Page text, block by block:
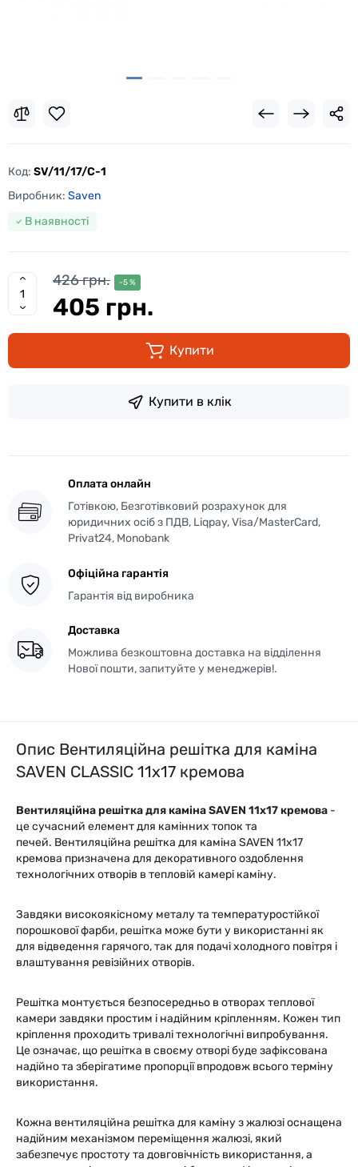
Код: SV/11/17/C-1
Виробник: Saven
В наявності
426 грн. -5 %
405 грн.
Купити
Купити в клік
Оплата онлайн
Готівкою, Безготівковий розрахунок для
юридичних осіб з ПДВ, Liqpay, Visa/MasterCard,
Privat24, Monobank
Офіційна гарантія
Гарантія від виробника
Доставка
Можлива безкоштовна доставка на відділення
Нової пошти, запитуйте у менеджерів!.
Опис Вентиляційна решітка для каміна
SAVEN CLASSIC 11х17 кремова
Вентиляційна решітка для каміна SAVEN 11х17 кремова -
це сучасний елемент для камінних топок та
печей. Вентиляційна решітка для каміна SAVEN 11х17
кремова призначена для декоративного оздоблення
технологічних отворів в тепловій камері каміну.
Завдяки високоякісному металу та температуростійкої
порошкової фарби, решітка може бути у використанні як
для відведення гарячого, так для подачі холодного повітря і
влаштування ревізійних отворів.
Решітка монтується безпосередньо в отворах теплової
камери завдяки простим і надійним кріпленням. Кожен тип
кріплення проходить тривалі технологічні випробування.
Це означає, що решітка в своєму отворі буде зафіксована
надійно та зберігатиме пропорції впродовж всього терміну
використання.
Кожна вентиляційна решітка для каміну з жалюзі оснащена
надійним механізмом переміщення жалюзі, який
забезпечує простоту та довговічність використання, а